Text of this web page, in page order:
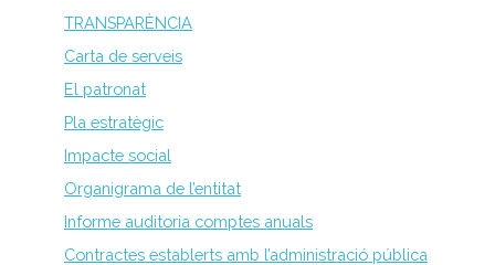
Serveis a empreses
Bugaderia
Càtering
Serveis Generals
TRANSPARÈNCIA
Carta de serveis
El patronat
Pla estratègic
Impacte social
Organigrama de l’entitat
Informe auditoria comptes anuals
Contractes establerts amb l’administració pública